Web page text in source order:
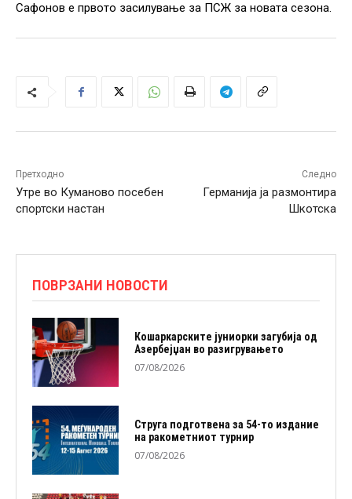
Сафонов е првото засилување за ПСЖ за новата сезона.
Претходно
Утре во Куманово посебен
спортски настан
Следно
Германија ја размонтира
Шкотска
ПОВРЗАНИ НОВОСТИ
Кошаркарските јуниорки загубија од
Азербејџан во разигрувањето
07/08/2026
Струга подготвена за 54-то издание
на ракометниот турнир
07/08/2026